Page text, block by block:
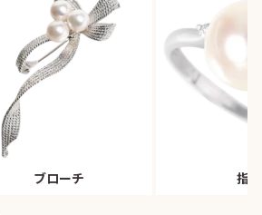
ブローチ 指輪